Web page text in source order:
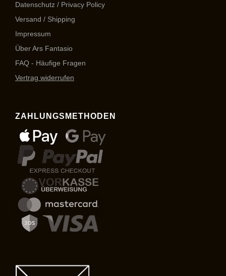
Datenschutz / Privacy Policy
Versand / Shipping
Impressum
Über Ars Fantasio
FAQ - Häufige Fragen
Vertrag widerrufen
ZAHLUNGSMETHODEN